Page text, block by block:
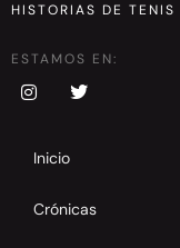
HISTORIAS DE TENIS
ESTAMOS EN:
Inicio
Crónicas